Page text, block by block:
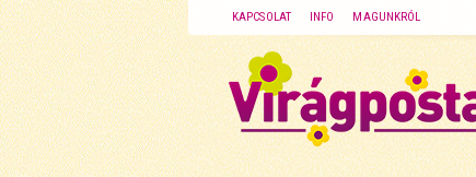
KAPCSOLAT INFO MAGUNKRÓL